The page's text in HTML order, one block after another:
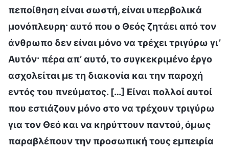
πεποίθηση είναι σωστή, είναι υπερβολικά
μονόπλευρη· αυτό που ο Θεός ζητάει από τον
άνθρωπο δεν είναι μόνο να τρέχει τριγύρω γι’
Αυτόν· πέρα απ’ αυτό, το συγκεκριμένο έργο
ασχολείται με τη διακονία και την παροχή
εντός του πνεύματος. […] Είναι πολλοί αυτοί
που εστιάζουν μόνο στο να τρέχουν τριγύρω
για τον Θεό και να κηρύττουν παντού, όμως
παραβλέπουν την προσωπική τους εμπειρία